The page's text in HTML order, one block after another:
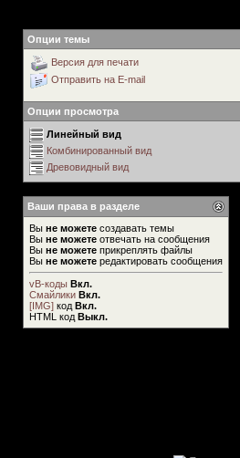
Опции темы
Версия для печати
Отправить на E-mail
Опции просмотра
Линейный вид
Комбинированный вид
Древовидный вид
Ваши права в разделе
Вы не можете создавать темы
Вы не можете отвечать на сообщения
Вы не можете прикреплять файлы
Вы не можете редактировать сообщения
vB-коды Вкл.
Смайлики Вкл.
[IMG] код Вкл.
HTML код Выкл.